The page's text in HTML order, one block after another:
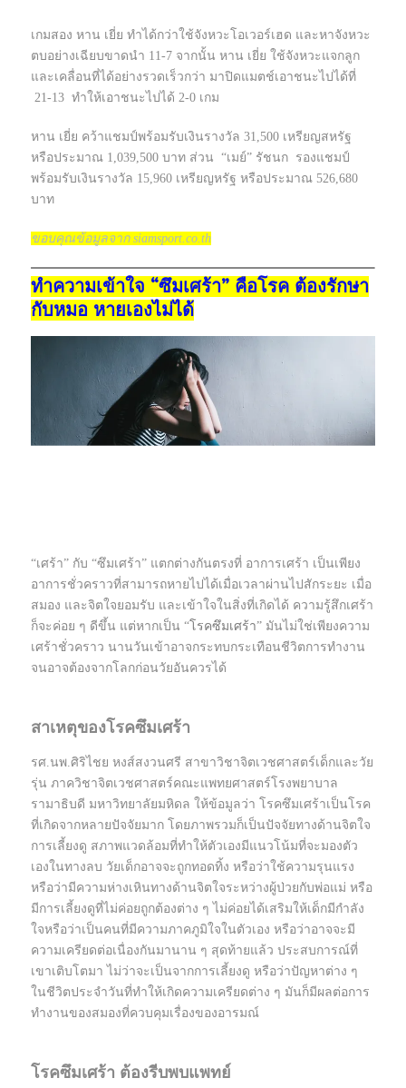
เกมสอง หาน เยี่ย ทำได้กว่าใช้จังหวะโอเวอร์เฮด และหาจังหวะ
ตบอย่างเฉียบขาดนำ 11-7 จากนั้น หาน เยี่ย ใช้จังหวะแจกลูก
และเคลื่อนที่ได้อย่างรวดเร็วกว่า มาปิดแมตช์เอาชนะไปได้ที่
21-13 ทำให้เอาชนะไปได้ 2-0 เกม
หาน เยี่ย คว้าแชมป์พร้อมรับเงินรางวัล 31,500 เหรียญสหรัฐ
หรือประมาณ 1,039,500 บาท ส่วน “เมย์” รัชนก รองแชมป์
พร้อมรับเงินรางวัล 15,960 เหรียญหรัฐ หรือประมาณ 526,680
บาท
ขอบคุณข้อมูลจาก siamsport.co.th
ทำความเข้าใจ “ซึมเศร้า” คือโรค ต้องรักษา
กับหมอ หายเองไม่ได้
“เศร้า” กับ “ซึมเศร้า” แตกต่างกันตรงที่ อาการเศร้า เป็นเพียง
อาการชั่วคราวที่สามารถหายไปได้เมื่อเวลาผ่านไปสักระยะ เมื่อ
สมอง และจิตใจยอมรับ และเข้าใจในสิ่งที่เกิดได้ ความรู้สึกเศร้า
ก็จะค่อย ๆ ดีขึ้น แต่หากเป็น “ โรคซึมเศร้า” มันไม่ใช่เพียงความ
เศร้าชั่วคราว นานวันเข้าอาจกระทบกระเทือนชีวิตการทำงาน
จนอาจต้องจากโลกก่อนวัยอันควรได้
สาเหตุของโรคซึมเศร้า
รศ.นพ.ศิริไชย หงส์สงวนศรี สาขาวิชาจิตเวชศาสตร์เด็กและวัย
รุ่น ภาควิชาจิตเวชศาสตร์คณะแพทยศาสตร์โรงพยาบาล
รามาธิบดี มหาวิทยาลัยมหิดล ให้ข้อมูลว่า โรคซึมเศร้าเป็นโรค
ที่เกิดจากหลายปัจจัยมาก โดยภาพรวมก็เป็นปัจจัยทางด้านจิตใจ
การเลี้ยงดู สภาพแวดล้อมที่ทำให้ตัวเองมีแนวโน้มที่จะมองตัว
เองในทางลบ วัยเด็กอาจจะถูกทอดทิ้ง หรือว่าใช้ความรุนแรง
หรือว่ามีความห่างเหินทางด้านจิตใจระหว่างผู้ป่วยกับพ่อแม่ หรือ
มีการเลี้ยงดูที่ไม่ค่อยถูกต้องต่าง ๆ ไม่ค่อยได้เสริมให้เด็กมีกำลัง
ใจหรือว่าเป็นคนที่มีความภาคภูมิใจในตัวเอง หรือว่าอาจจะมี
ความเครียดต่อเนื่องกันมานาน ๆ สุดท้ายแล้ว ประสบการณ์ที่
เขาเติบโตมา ไม่ว่าจะเป็นจากการเลี้ยงดู หรือว่าปัญหาต่าง ๆ
ในชีวิตประจำวันที่ทำให้เกิดความเครียดต่าง ๆ มันก็มีผลต่อการ
ทำงานของสมองที่ควบคุมเรื่องของอารมณ์
โรคซึมเศร้า ต้องรีบพบแพทย์